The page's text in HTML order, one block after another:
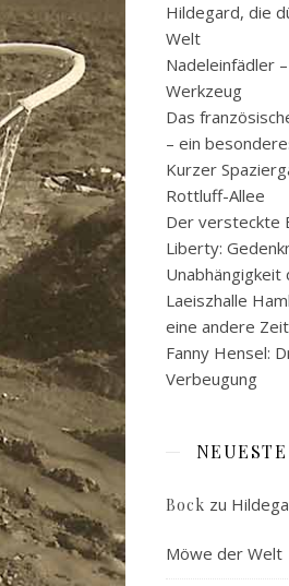
Hildegard, die
Welt
Nadeleinfädler
Werkzeug
Das
– ein
Kurzer
Rottluff-Allee
Der versteckte
Liberty:
Unabhängigkeit
Laeiszhalle
eine andere Zeit
Fanny Hensel:
Verbeugung
Bock zu
Möwe der Welt